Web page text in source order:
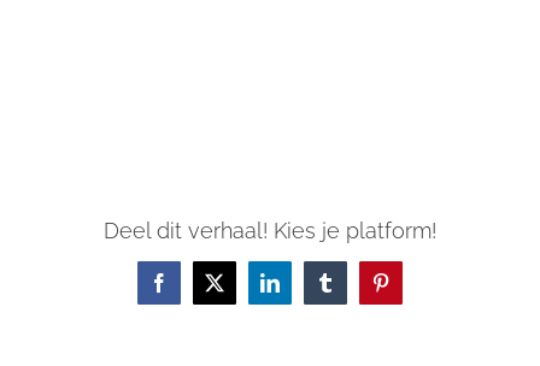
Deel dit verhaal! Kies je platform!
Facebook
X LinkedInTumblrPinterest